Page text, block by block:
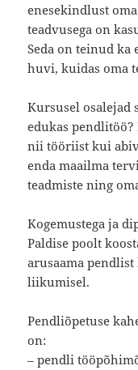
enesekindlust
teadvusega on
Seda on teinud ka
huvi, kuidas oma
Kursusel osalejad
edukas
nii tööriist kui
enda maailma
teadmiste ning
Kogemustega ja
Paldise poolt
arusaama
liikumisel.
Pendliõpetuse
on:
– pendli